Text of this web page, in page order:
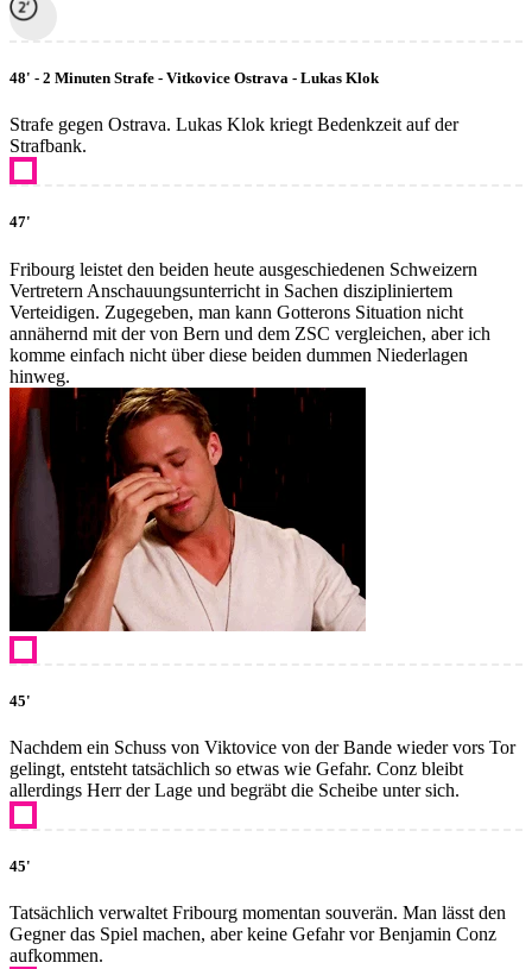
48' - 2 Minuten Strafe - Vitkovice Ostrava - Lukas Klok
Strafe gegen Ostrava. Lukas Klok kriegt Bedenkzeit auf der
Strafbank.
47'
Fribourg leistet den beiden heute ausgeschiedenen Schweizern
Vertretern Anschauungsunterricht in Sachen diszipliniertem
Verteidigen. Zugegeben, man kann Gotterons Situation nicht
annähernd mit der von Bern und dem ZSC vergleichen, aber ich
komme einfach nicht über diese beiden dummen Niederlagen
hinweg.
45'
Nachdem ein Schuss von Viktovice von der Bande wieder vors Tor
gelingt, entsteht tatsächlich so etwas wie Gefahr. Conz bleibt
allerdings Herr der Lage und begräbt die Scheibe unter sich.
45'
Tatsächlich verwaltet Fribourg momentan souverän. Man lässt den
Gegner das Spiel machen, aber keine Gefahr vor Benjamin Conz
aufkommen.